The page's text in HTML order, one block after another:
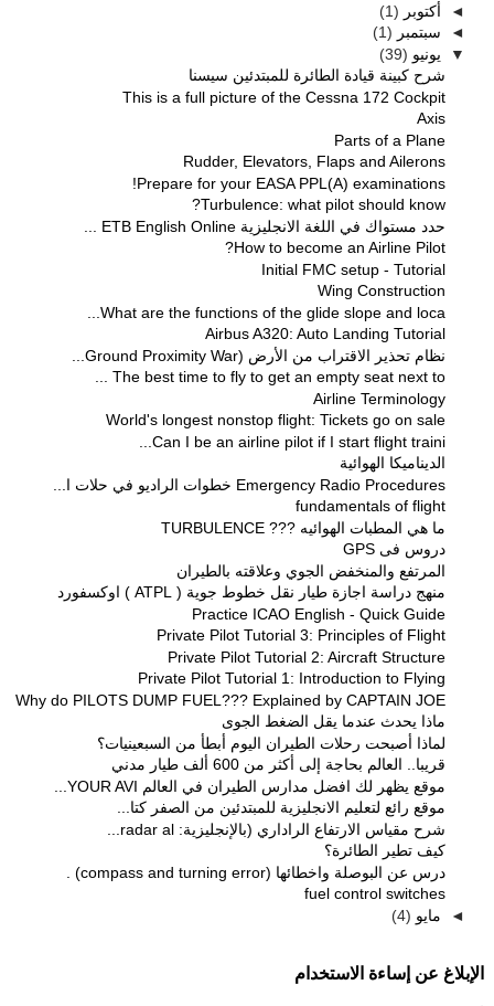
◄ أكتوبر (1)
◄ سبتمبر (1)
▼ يونيو (39)
شرح كبينة قيادة الطائرة للمبتدئين سيسنا
This is a full picture of the Cessna 172 Cockpit
Axis
Parts of a Plane
Rudder, Elevators, Flaps and Ailerons
Prepare for your EASA PPL(A) examinations!
Turbulence: what pilot should know?
حدد مستواك في اللغة الانجليزية ETB English Online ...
How to become an Airline Pilot?
Initial FMC setup - Tutorial
Wing Construction
What are the functions of the glide slope and loca...
Airbus A320: Auto Landing Tutorial
نظام تحذير الاقتراب من الأرض (Ground Proximity War...
The best time to fly to get an empty seat next to ...
Airline Terminology
World's longest nonstop flight: Tickets go on sale
Can I be an airline pilot if I start flight traini...
الديناميكا الهوائية
Emergency Radio Procedures خطوات الراديو في حلات ا...
fundamentals of flight
ما هي المطبات الهوائيه ??? TURBULENCE
دروس فى GPS
المرتفع والمنخفض الجوي وعلاقته بالطيران
منهج دراسة اجازة طيار نقل خطوط جوية ( ATPL ) اوكسفورد
Practice ICAO English - Quick Guide
Private Pilot Tutorial 3: Principles of Flight
Private Pilot Tutorial 2: Aircraft Structure
Private Pilot Tutorial 1: Introduction to Flying
Why do PILOTS DUMP FUEL??? Explained by CAPTAIN JOE
ماذا يحدث عندما يقل الضغط الجوى
لماذا أصبحت رحلات الطيران اليوم أبطأ من السبعينيات؟
قريبا.. العالم بحاجة إلى أكثر من 600 ألف طيار مدني
موقع يظهر لك افضل مدارس الطيران في العالم YOUR AVI...
موقع رائع لتعليم الانجليزية للمبتدئين من الصفر كتا...
شرح مقياس الارتفاع الراداري (بالإنجليزية: radar al...
كيف تطير الطائرة؟
درس عن البوصلة واخطائها (compass and turning error) .
fuel control switches
◄ مايو (4)
الإبلاغ عن إساءة الاستخدام